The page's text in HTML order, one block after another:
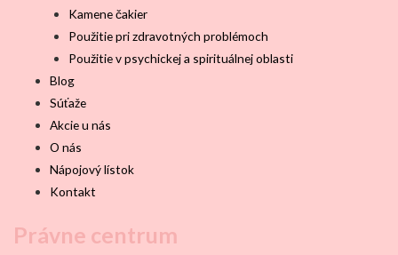
Kamene čakier
Použitie pri zdravotných problémoch
Použitie v psychickej a spirituálnej oblasti
Blog
Súťaže
Akcie u nás
O nás
Nápojový lístok
Kontakt
Právne centrum